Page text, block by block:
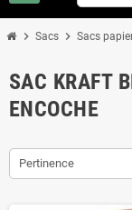
chevron_right Sacs chevron_right Sacs
SAC KRAFT
ENCOCHE
Pertinence